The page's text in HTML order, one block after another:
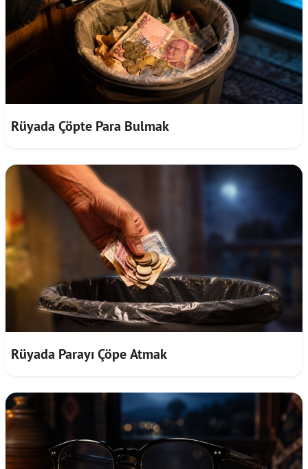
Rüyada Çöpte Para Bulmak
Rüyada Parayı Çöpe Atmak